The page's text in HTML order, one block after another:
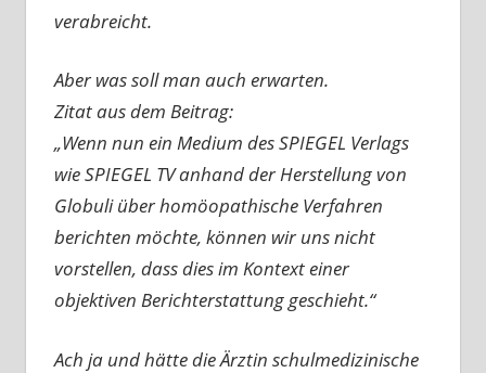
verabreicht.
Aber was soll man auch erwarten.
Zitat aus dem Beitrag:
„Wenn nun ein Medium des SPIEGEL Verlags
wie SPIEGEL TV anhand der Herstellung von
Globuli über homöopathische Verfahren
berichten möchte, können wir uns nicht
vorstellen, dass dies im Kontext einer
objektiven Berichterstattung geschieht.“
Ach ja und hätte die Ärztin schulmedizinische